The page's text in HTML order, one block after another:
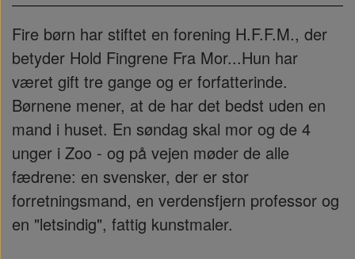
Fire børn har stiftet en forening H.F.F.M., der
betyder Hold Fingrene Fra Mor...Hun har
været gift tre gange og er forfatterinde.
Børnene mener, at de har det bedst uden en
mand i huset. En søndag skal mor og de 4
unger i Zoo - og på vejen møder de alle
fædrene: en svensker, der er stor
forretningsmand, en verdensfjern professor og
en "letsindig", fattig kunstmaler.